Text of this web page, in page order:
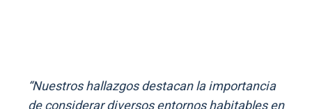
“Nuestros hallazgos destacan la importancia